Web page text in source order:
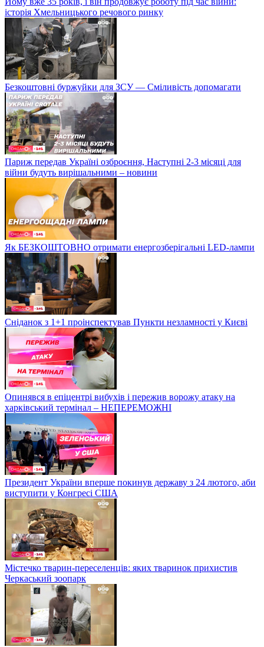
історія Хмельницького речового ринку
Безкоштовні буржуйки для ЗСУ — Сміливість допомагати
Париж передав Україні озброєння, Наступні 2-3 місяці для
війни будуть вирішальними – новини
Як БЕЗКОШТОВНО отримати енергозберігальні LED-лампи
Сніданок з 1+1 проінспектував Пункти незламності у Києві
Опинявся в епіцентрі вибухів і пережив ворожу атаку на
харківський термінал – НЕПЕРЕМОЖНІ
Президент України вперше покинув державу з 24 лютого, аби
виступити у Конгресі США
Містечко тварин-переселенців: яких тваринок прихистив
Черкаський зоопарк